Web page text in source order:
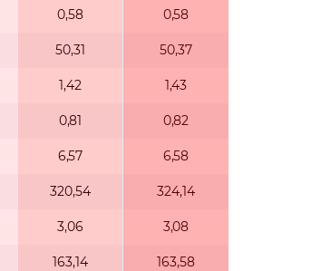
0,58 0,58
50,31 50,37
1,42 1,43
0,81 0,82
6,57 6,58
320,54 324,14
3,06 3,08
163,14 163,58